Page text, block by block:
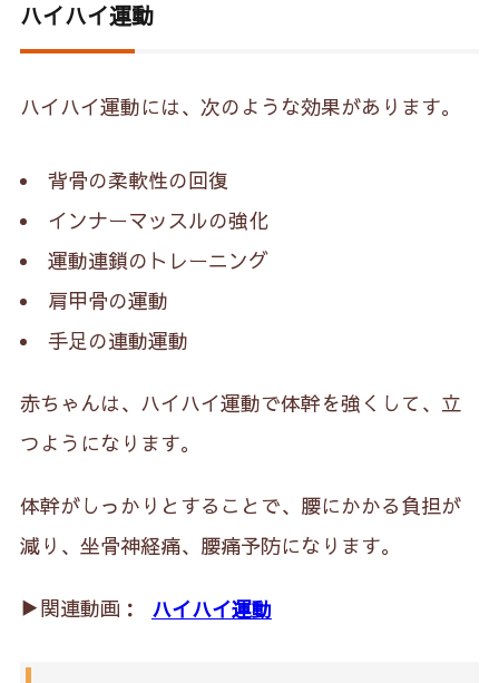
ハイハイ運動
ハイハイ運動には、次のような効果があります。
背骨の柔軟性の回復
インナーマッスルの強化
運動連鎖のトレーニング
肩甲骨の運動
手足の連動運動
赤ちゃんは、ハイハイ運動で体幹を強くして、立
つようになります。
体幹がしっかりとすることで、腰にかかる負担が
減り、坐骨神経痛、腰痛予防になります。
▶︎関連動画： ハイハイ運動